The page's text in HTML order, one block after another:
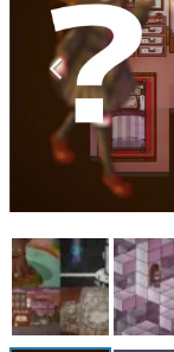
ゲ
「経
の起
イニ
カテゴリ
マンガ
女性向け
アプリレビュー